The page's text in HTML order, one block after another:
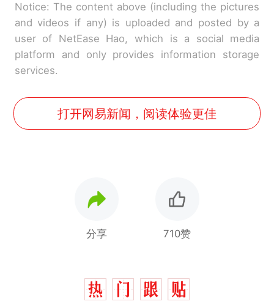
Notice: The content above (including the pictures
and videos if any) is uploaded and posted by a
user of NetEase Hao, which is a social media
platform and only provides information storage
services.
打开网易新闻，阅读体验更佳
分享 710赞